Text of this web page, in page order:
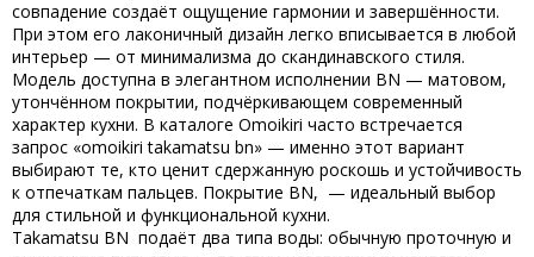
совпадение создаёт ощущение гармонии и завершённости.
При этом его лаконичный дизайн легко вписывается в любой
интерьер — от минимализма до скандинавского стиля.
Модель доступна в элегантном исполнении BN — матовом,
утончённом покрытии, подчёркивающем современный
характер кухни. В каталоге Omoikiri часто встречается
запрос «omoikiri takamatsu bn» — именно этот вариант
выбирают те, кто ценит сдержанную роскошь и устойчивость
к отпечаткам пальцев. Покрытие BN, — идеальный выбор
для стильной и функциональной кухни.
Takamatsu BN подаёт два типа воды: обычную проточную и